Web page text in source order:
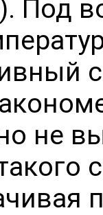
Под
не